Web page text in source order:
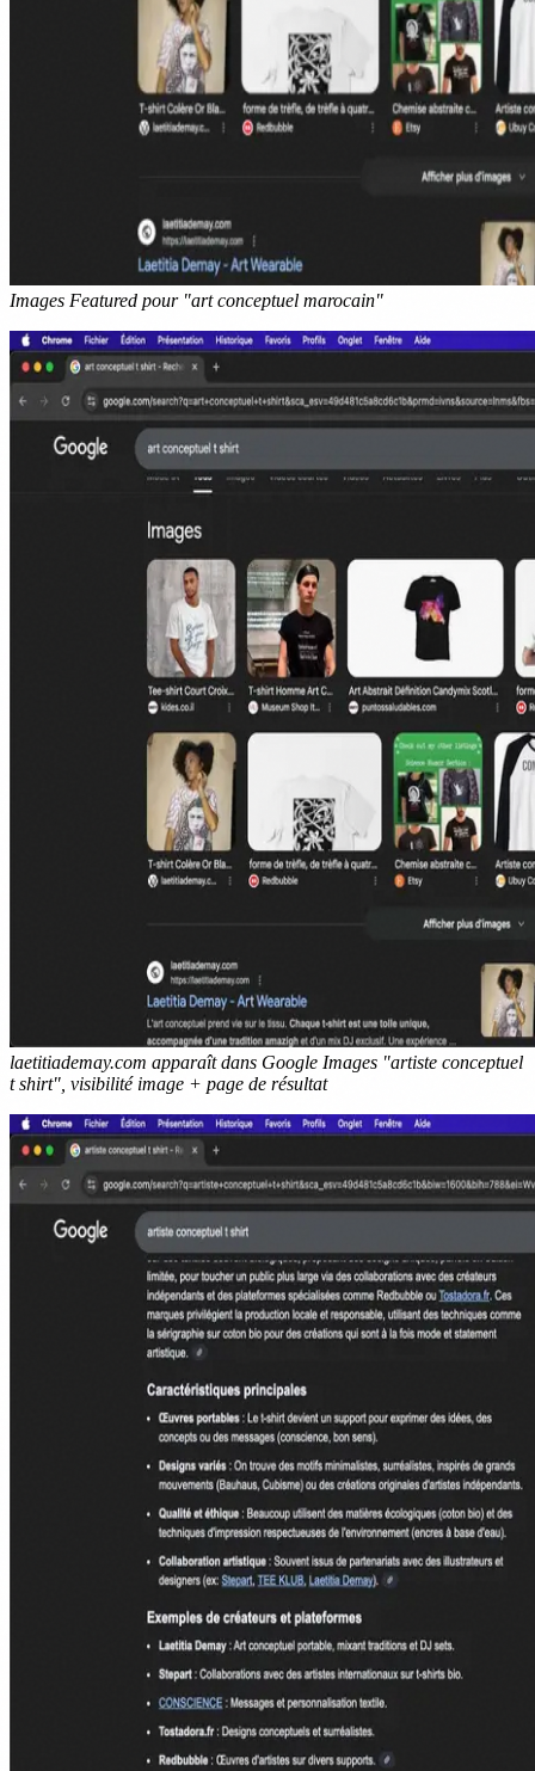
Images Featured pour "art conceptuel marocain"
laetitiademay.com apparaît dans Google Images "artiste conceptuel
t shirt", visibilité image + page de résultat